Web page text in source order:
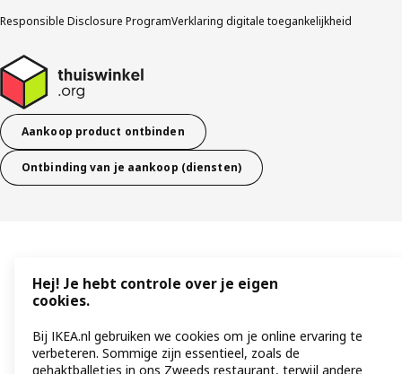
Responsible Disclosure ProgramVerklaring digitale toegankelijkheid
Aankoop product ontbinden
Ontbinding van je aankoop (diensten)
Hej! Je hebt controle over je eigen
cookies.
Bij IKEA.nl gebruiken we cookies om je online ervaring te
verbeteren. Sommige zijn essentieel, zoals de
gehaktballetjes in ons Zweeds restaurant, terwijl andere